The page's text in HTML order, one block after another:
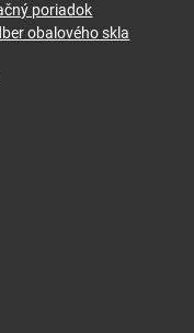
poriadok
obalového skla